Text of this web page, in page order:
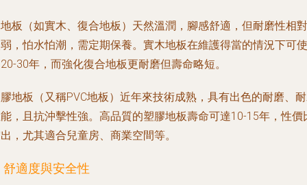
板
（如實木、復合地板）天然溫潤，腳感舒適，但耐磨性相對
，怕水怕潮，需定期保養。實木地板在維護得當的情況下可使
30年，而強化復合地板更耐磨但壽命略短。
地板
（又稱PVC地板）近年來技術成熟，具有出色的耐磨、
，且抗沖擊性強。高品質的塑膠地板壽命可達10-15年，性價
，尤其適合兒童房、商業空間等。
舒適度與安全性